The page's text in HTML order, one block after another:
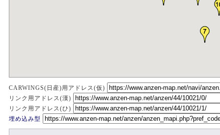
CARWINGS(日産)用アドレス(仮)
リンク用アドレス(漢)
リンク用アドレス(ひ)
埋め込み型